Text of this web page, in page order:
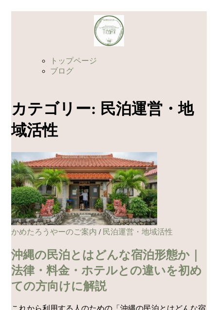
プ
トップページ
ブログ
カテゴリー: 民泊運営・地
域活性
かめたろうやーのご案内 / 民泊運営・地域活性
沖縄の民泊とはどんな宿泊形態か｜
法律・料金・ホテルとの違いを初め
ての方向けに解説
これから利用する人のための「沖縄の民泊とはどんな宿